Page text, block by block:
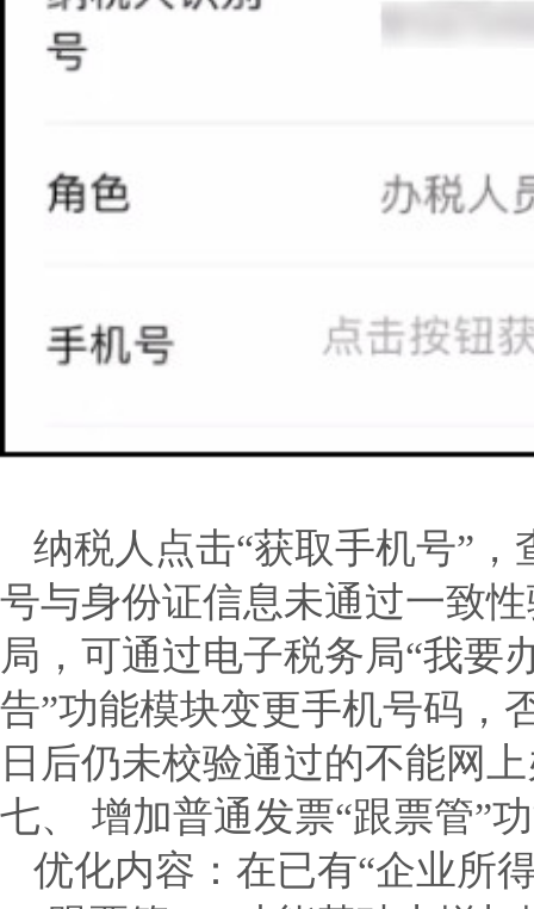
纳税人点击“获取手机号”
号与身份证信息未通过一致
局，可通过电子税务局“我要
告”功能模块变更手机号码，
日后仍未校验通过的不能网
七、 增加普通发票“跟票管”
优化内容： 在已有“企业所